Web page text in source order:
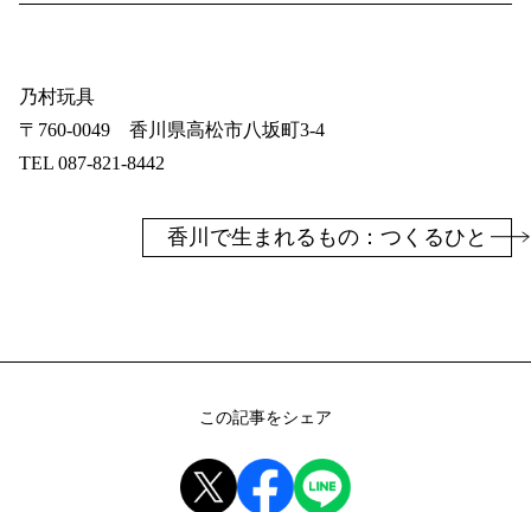
乃村玩具
〒760-0049 香川県高松市八坂町3-4
TEL 087-821-8442
香川で生まれるもの：つくるひと
この記事をシェア